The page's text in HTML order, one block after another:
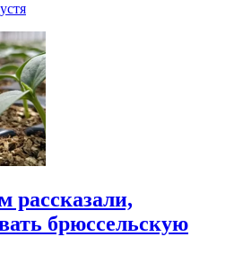
рассказали,
брюссельскую